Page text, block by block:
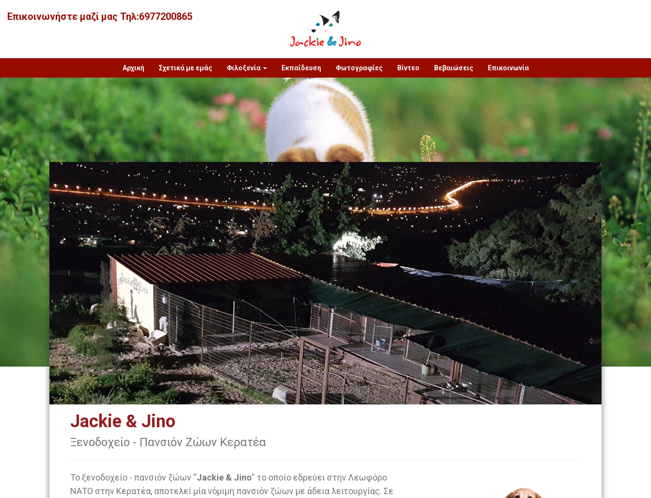
Επικοινωνήστε μαζί μας Τηλ:6977200865
Αρχική Σχετικά με εμάς Φιλοξενία Εκπαίδευση Φωτογραφίες Βίντεο Βεβαιώσεις Επικοινωνία
Jackie & Jino
Ξενοδοχείο - Πανσιόν Ζώων Κερατέα
Το ξενοδοχείο - πανσιόν ζώων “Jackie & Jino” το οποίο εδρεύει στην Λεωφόρο
ΝΑΤΟ στην Κερατέα, αποτελεί μία νόμιμη πανσιόν ζώων με άδεια λειτουργίας. Σε